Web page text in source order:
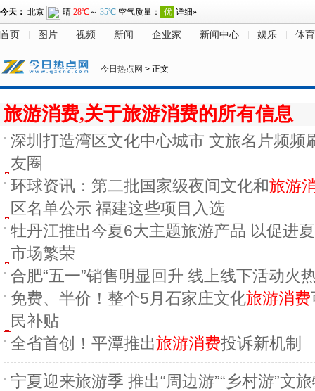
首页 图片 视频 新闻 企业家 新闻中心 娱乐 体育
今日热点网 > 正文
旅游消费,关于旅游消费的所有信息
深圳打造湾区文化中心城市 文旅名片频频
友圈
环球资讯：第二批国家级夜间文化和旅游
区名单公示 福建这些项目入选
牡丹江推出今夏6大主题旅游产品 以促进
市场繁荣
合肥“五一”销售明显回升 线上线下活动火
免费、半价！整个5月石家庄文化旅游消费
民补贴
全省首创！平潭推出旅游消费投诉新机制
宁夏迎来旅游季 推出“周边游”“乡村游”文